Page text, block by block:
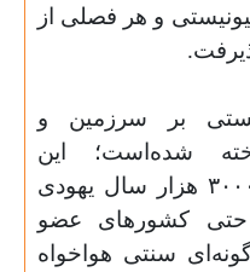
و هر فصلی از
بر سرزمین و
شده‌است؛ این
استدلال که شهر بیش از ۳۰۰۰ هزار سال یهودی
کشورهای عضو
سنتی هواخواه